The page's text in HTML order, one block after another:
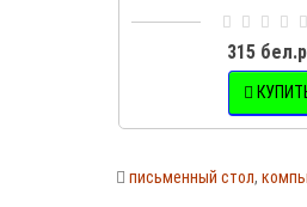
315
письменный стол,